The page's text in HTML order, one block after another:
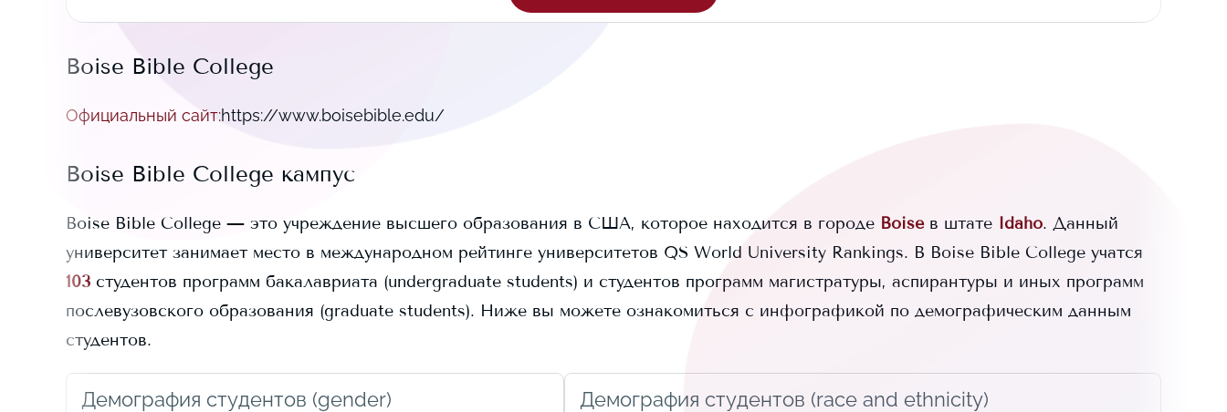
Boise Bible College
Официальный сайт:https://www.boisebible.edu/
Boise Bible College кампус
Boise Bible College — это учреждение высшего образования в США, которое находится в городе Boise в штате Idaho. Данный
университет занимает место в международном рейтинге университетов QS World University Rankings. В Boise Bible College учатся
103 студентов программ бакалавриата (undergraduate students) и студентов программ магистратуры, аспирантуры и иных программ
послевузовского образования (graduate students). Ниже вы можете ознакомиться с инфографикой по демографическим данным
студентов.
Демография студентов (gender) Демография студентов (race and ethnicity)